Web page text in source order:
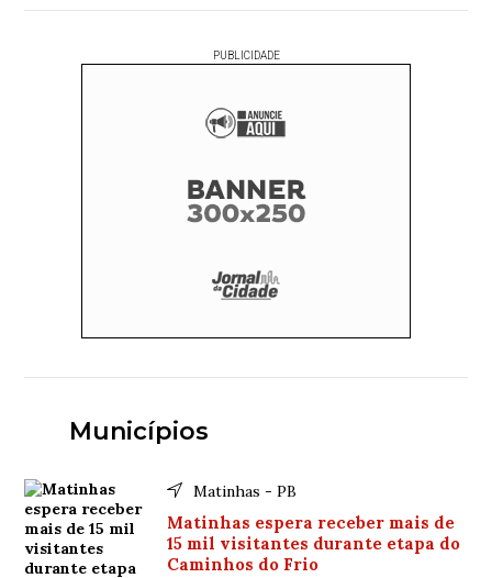
PUBLICIDADE
Municípios
Matinhas - PB
Matinhas espera receber mais de
15 mil visitantes durante etapa do
Caminhos do Frio